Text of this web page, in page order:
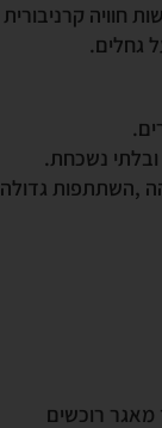
חוויה קרניבורית
גחלים.
ובלתי נשכחת.
,השתתפות גדולה
מאגר רוכשים